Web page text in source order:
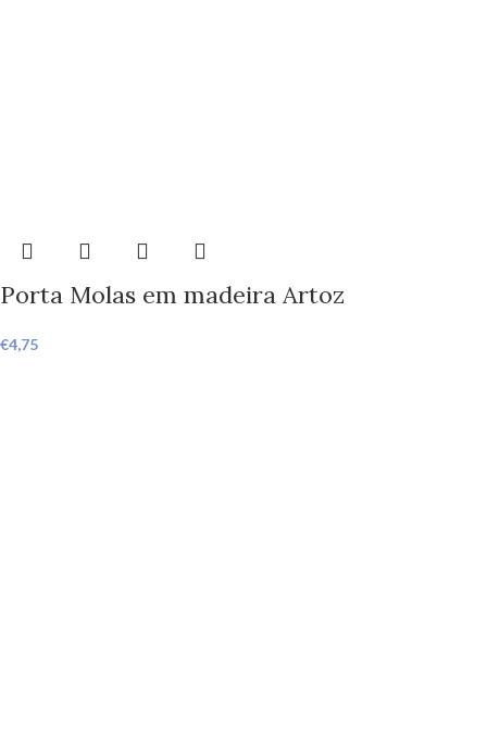
Porta Molas em madeira Artoz
€4,75